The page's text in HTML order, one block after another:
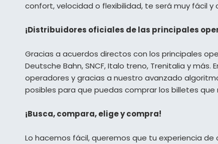
confort, velocidad o flexibilidad, te será muy fácil
¡Distribuidores oficiales de las principales
Gracias a acuerdos directos con los principales
Deutsche Bahn, SNCF, Italo treno, Trenitalia y
operadores y gracias a nuestro avanzado
posibles para que puedas comprar los billetes
¡Busca, compara, elige y compra!
Lo hacemos fácil, queremos que tu experiencia